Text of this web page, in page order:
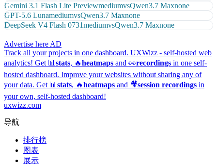
Gemini 3.1 Flash Lite PreviewmediumvsQwen3.7 Maxnone
GPT-5.6 LunamediumvsQwen3.7 Maxnone
DeepSeek V4 Flash 0731mediumvsQwen3.7 Maxnone
Advertise here AD
Track all your projects in one dashboard. UXWizz - self-hosted web
analytics! Get 📊 stats, 🔥heatmaps and 👀recordings in one self-
hosted dashboard. Improve your websites without sharing any of
your data. Get 📊 stats, 🔥heatmaps and 🎥session recordings in
your own, self-hosted dashboard!
uxwizz.com
导航
排行榜
图表
展示